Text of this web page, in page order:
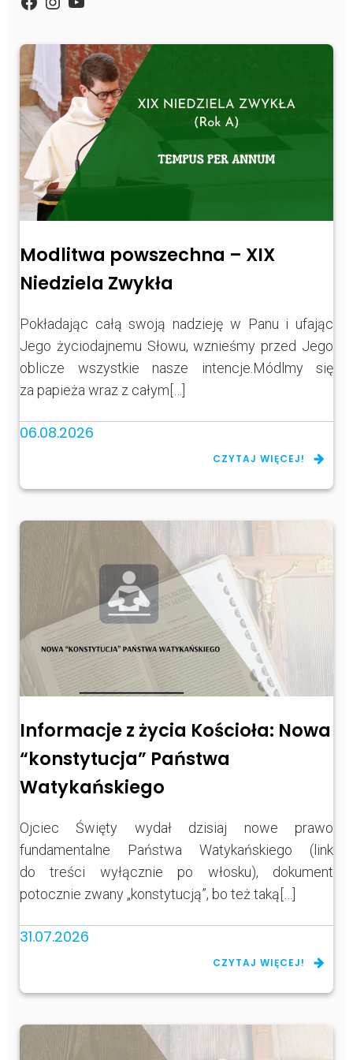
https://www.facebook.com/
Instagram
YouTube
Modlitwa powszechna – XIX
Niedziela Zwykła
Pokładając całą swoją nadzieję w Panu i ufając
Jego życiodajnemu Słowu, wznieśmy przed Jego
oblicze wszystkie nasze intencje.Módlmy się
za papieża wraz z całym[…]
06.08.2026
CZYTAJ WIĘCEJ!
Informacje z życia Kościoła: Nowa
“konstytucja” Państwa
Watykańskiego
Ojciec Święty wydał dzisiaj nowe prawo
fundamentalne Państwa Watykańskiego (link
do treści wyłącznie po włosku), dokument
potocznie zwany „konstytucją”, bo też taką[…]
31.07.2026
CZYTAJ WIĘCEJ!